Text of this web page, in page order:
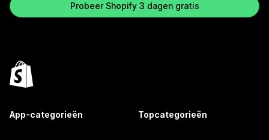
Probeer Shopify 3 dagen gratis
App-categorieën Topcategorieën